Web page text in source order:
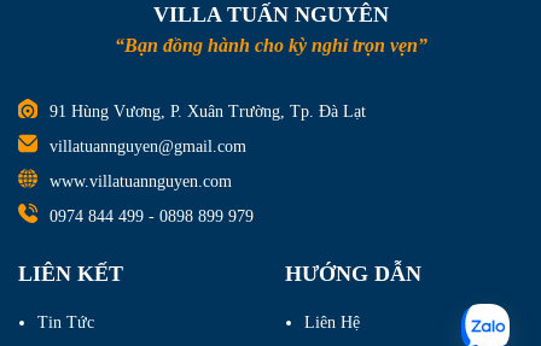
VILLA TUẤN NGUYÊN
“Bạn đồng hành cho kỳ nghỉ trọn vẹn”
91 Hùng Vương, P. Xuân Trường, Tp. Đà Lạt
villatuannguyen@gmail.com
www.villatuannguyen.com
0974 844 499 - 0898 899 979
LIÊN KẾT
Tin Tức
HƯỚNG DẪN
Liên Hệ